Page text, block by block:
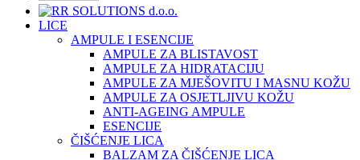
LICE
AMPULE I ESENCIJE
AMPULE ZA BLISTAVOST
AMPULE ZA HIDRATACIJU
AMPULE ZA MJEŠOVITU I MASNU KOŽU
AMPULE ZA OSJETLJIVU KOŽU
ANTI-AGEING AMPULE
ESENCIJE
ČIŠĆENJE LICA
BALZAM ZA ČIŠĆENJE LICA